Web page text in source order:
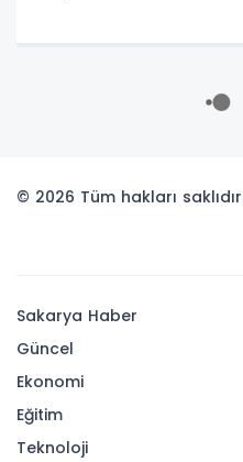
© 2026 Tüm hakları
Sakarya Haber
Güncel
Ekonomi
Eğitim
Teknoloji